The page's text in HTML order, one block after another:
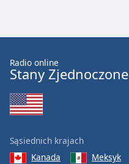
Radio online
Stany Zjednoczone
Sąsiednich krajach
Kanada
Meksyk